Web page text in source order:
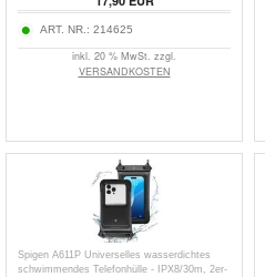
ART. NR.: 214625
inkl. 20 % MwSt. zzgl.
VERSANDKOSTEN
Spigen A611P Universelles wasserdichtes
schwimmendes Telefonhülle - IPX8/30m, 2er-